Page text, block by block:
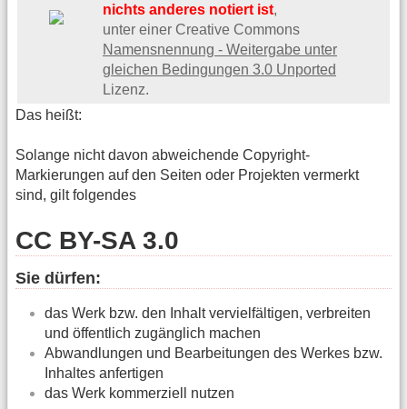
nichts anderes notiert ist,
unter einer Creative Commons
Namensnennung - Weitergabe unter
gleichen Bedingungen 3.0 Unported
Lizenz.
Das heißt:
Solange nicht davon abweichende Copyright-
Markierungen auf den Seiten oder Projekten vermerkt
sind, gilt folgendes
CC BY-SA 3.0
Sie dürfen:
das Werk bzw. den Inhalt vervielfältigen, verbreiten
und öffentlich zugänglich machen
Abwandlungen und Bearbeitungen des Werkes bzw.
Inhaltes anfertigen
das Werk kommerziell nutzen